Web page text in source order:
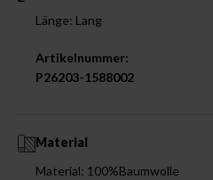
Länge: Lang
Artikelnummer:
P26203-1588002
Material
Material: 100%Baumwolle